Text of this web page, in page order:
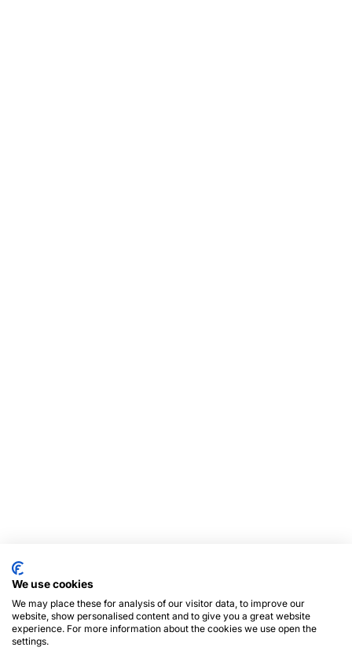
We use cookies
We may place these for analysis of our visitor data, to improve our
website, show personalised content and to give you a great website
experience. For more information about the cookies we use open the
settings.